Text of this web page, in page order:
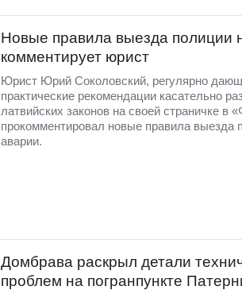
Новые правила выезда полиции
комментирует юрист
Юрист Юрий Соколовский, регулярно
практические рекомендации касательно
латвийских законов на своей страничке в
прокомментировал новые правила выезда
аварии.
Домбравa раскрыл детали
проблем на погранпункте